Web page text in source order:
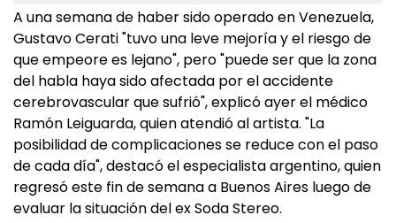
A una semana de haber sido operado en Venezuela,
Gustavo Cerati "tuvo una leve mejoría y el riesgo de
que empeore es lejano", pero "puede ser que la zona
del habla haya sido afectada por el accidente
cerebrovascular que sufrió", explicó ayer el médico
Ramón Leiguarda, quien atendió al artista. "La
posibilidad de complicaciones se reduce con el paso
de cada día", destacó el especialista argentino, quien
regresó este fin de semana a Buenos Aires luego de
evaluar la situación del ex Soda Stereo.